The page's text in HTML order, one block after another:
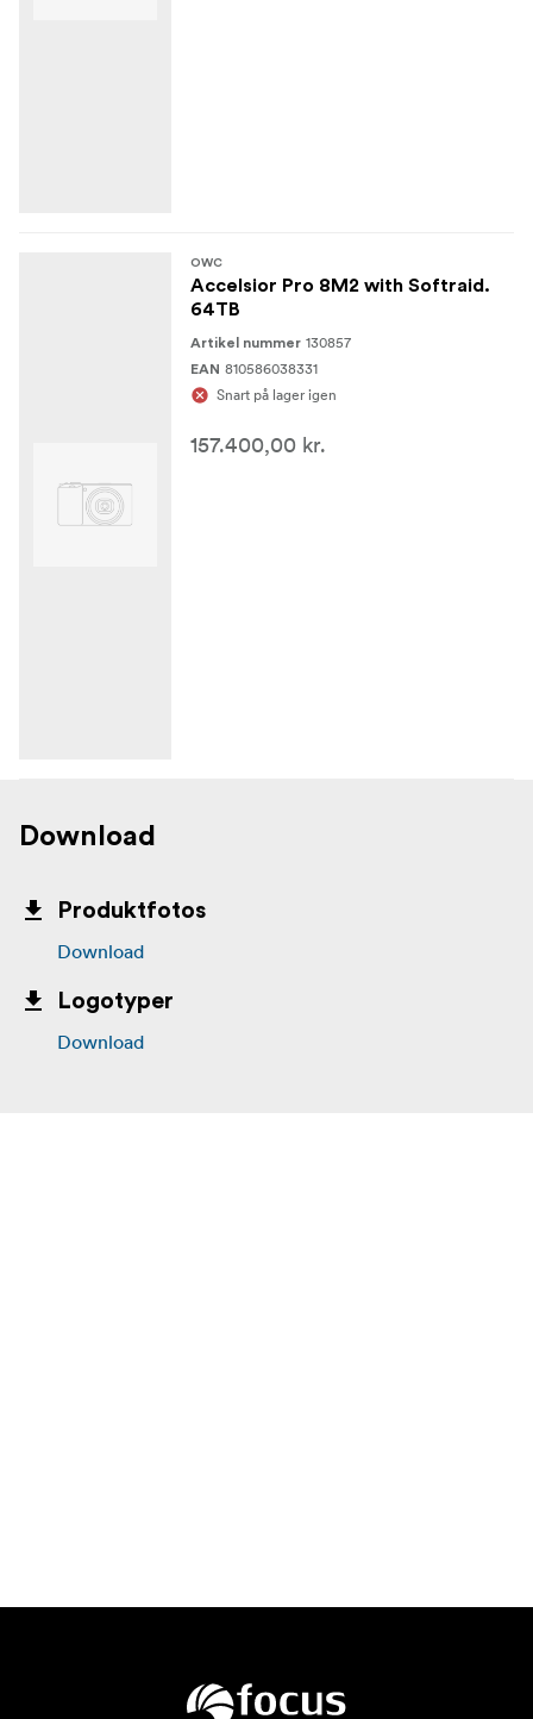
OWC
Accelsior Pro 8M2 with Softraid.
64TB
Artikel nummer 130857
EAN 810586038331
Snart på lager igen
157.400,00 kr.
Download
Produktfotos
Download
Logotyper
Download